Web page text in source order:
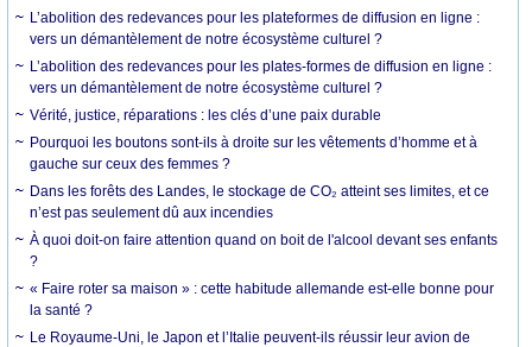
L’abolition des redevances pour les plateformes de diffusion en ligne :
vers un démantèlement de notre écosystème culturel ?
L’abolition des redevances pour les plates-formes de diffusion en ligne :
vers un démantèlement de notre écosystème culturel ?
Vérité, justice, réparations : les clés d’une paix durable
Pourquoi les boutons sont-ils à droite sur les vêtements d’homme et à
gauche sur ceux des femmes ?
Dans les forêts des Landes, le stockage de CO₂ atteint ses limites, et ce
n’est pas seulement dû aux incendies
À quoi doit-on faire attention quand on boit de l'alcool devant ses enfants
?
« Faire roter sa maison » : cette habitude allemande est-elle bonne pour
la santé ?
Le Royaume-Uni, le Japon et l’Italie peuvent-ils réussir leur avion de